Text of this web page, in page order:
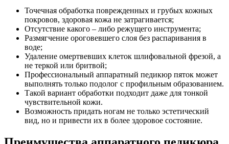
Точечная обработка поврежденных и грубых кожных
покровов, здоровая кожа не затрагивается;
Отсутствие какого – либо режущего инструмента;
Размягчение ороговевшего слоя без распаривания в
воде;
Удаление омертвевших клеток шлифовальной фрезой, а
не теркой или бритвой;
Профессиональный аппаратный педикюр пяток может
выполнять только подолог с профильным образованием.
Такой вариант обработки подходит даже для тонкой
чувствительной кожи.
Возможность придать ногам не только эстетический
вид, но и привести их в более здоровое состояние.